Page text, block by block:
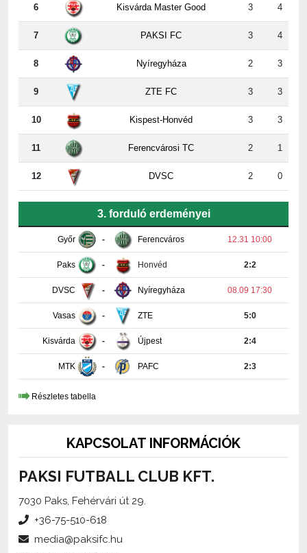
7 PAKSI FC 3 4
8 Nyíregyháza 2 3
9 ZTE FC 3 3
10 Kispest-Honvéd 3 3
11 Ferencvárosi TC 2 1
12 DVSC 2 0
- Ferencváros
Paks Honvéd 2:2
DVSC Nyíregyháza 08.09 17:30
Vasas ZTE 5:0
Kisvárda Újpest 2:4
MTK PAFC 2:3
Részletes tabella
PAKSI FUTBALL CLUB KFT.
7030 Paks, Fehérvári út 29.